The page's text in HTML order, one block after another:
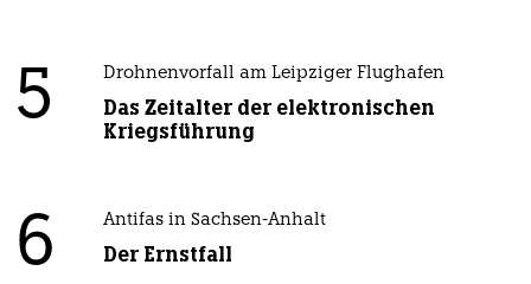
5 Drohnenvorfall am Leipziger Flughafen
Das Zeitalter der elektronischen
Kriegsführung
6 Antifas in Sachsen-Anhalt
Der Ernstfall